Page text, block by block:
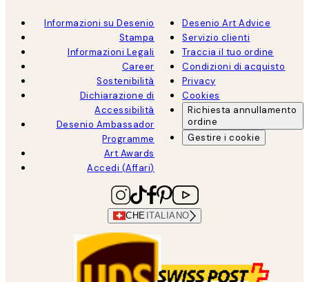
Informazioni su Desenio
Stampa
Informazioni Legali
Career
Sostenibilità
Dichiarazione di
Accessibilità
Desenio Ambassador
Programme
Art Awards
Accedi (Affari)
Desenio Art Advice
Servizio clienti
Traccia il tuo ordine
Condizioni di acquisto
Privacy
Cookies
Richiesta annullamento
ordine
Gestire i cookie
CHE ITALIANO